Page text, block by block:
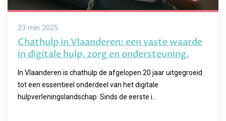
23 mei 2025
Chathulp in Vlaanderen: een vaste waarde
in digitale hulp, zorg en ondersteuning.
In Vlaanderen is chathulp de afgelopen 20 jaar uitgegroeid
tot een essentieel onderdeel van het digitale
hulpverleningslandschap. Sinds de eerste i...